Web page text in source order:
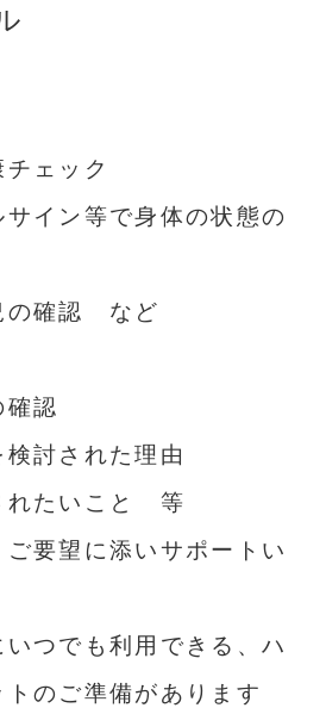
ェック
ン等で身体の状態の
確認 など
認
された理由
たいこと 等
要望に添いサポートい
でも利用できる、ハ
のご準備があります